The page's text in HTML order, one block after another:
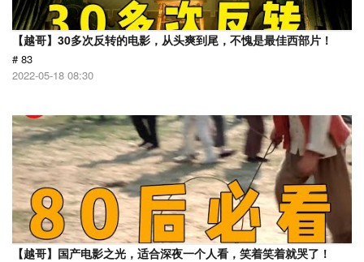
【越哥】30多次反转的电影，从头爽到尾，不愧是最佳西部片！
# 83
2022-05-18 08:30
【越哥】国产电影之光，适合深夜一个人看，笑着笑着就哭了！